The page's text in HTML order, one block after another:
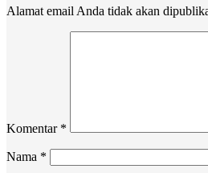
Alamat email Anda tidak akan
Komentar *
Nama *